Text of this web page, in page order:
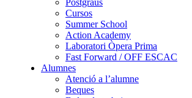
Postgraus
Cursos
Summer School
Action Academy
Laboratori Òpera Prima
Fast Forward / OFF ESCAC
Alumnes
Atenció a l’alumne
Beques